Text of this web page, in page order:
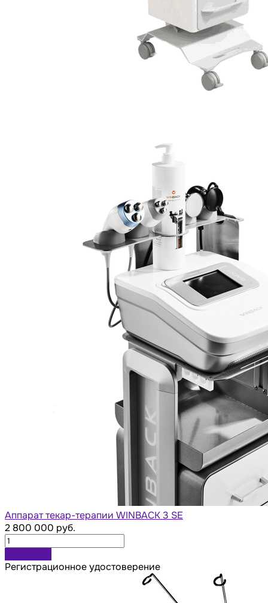
Аппарат текар-терапии WINBACK 3 SE
2 800 000 руб.
Регистрационное удостоверение